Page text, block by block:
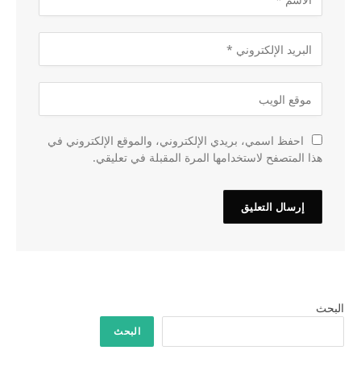
احفظ اسمي، بريدي الإلكتروني، والموقع الإلكتروني في
هذا المتصفح لاستخدامها المرة المقبلة في تعليقي.
البحث
البحث